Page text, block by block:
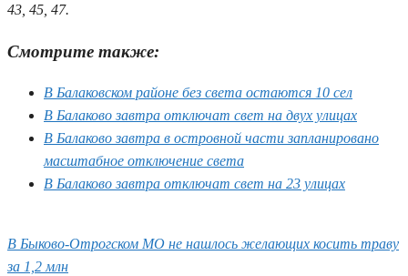
43, 45, 47.
Смотрите также:
В Балаковском районе без света остаются 10 сел
В Балаково завтра отключат свет на двух улицах
В Балаково завтра в островной части запланировано
масштабное отключение света
В Балаково завтра отключат свет на 23 улицах
В Быково-Отрогском МО не нашлось желающих косить траву
за 1,2 млн